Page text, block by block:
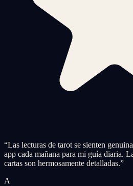
“Las lecturas de tarot se sienten
app cada mañana para mi guía diaria.
cartas son hermosamente detalladas.”
A